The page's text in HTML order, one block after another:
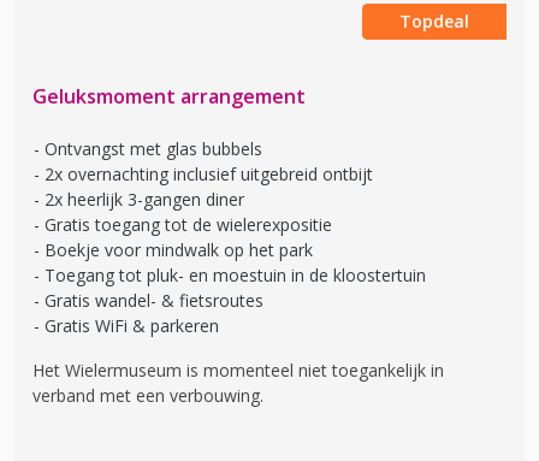
Topdeal
Geluksmoment arrangement
Ontvangst met glas bubbels
2x overnachting inclusief uitgebreid ontbijt
2x heerlijk 3-gangen diner
Gratis toegang tot de wielerexpositie
Boekje voor mindwalk op het park
Toegang tot pluk- en moestuin in de kloostertuin
Gratis wandel- & fietsroutes
Gratis WiFi & parkeren
Het Wielermuseum is momenteel niet toegankelijk in
verband met een verbouwing.